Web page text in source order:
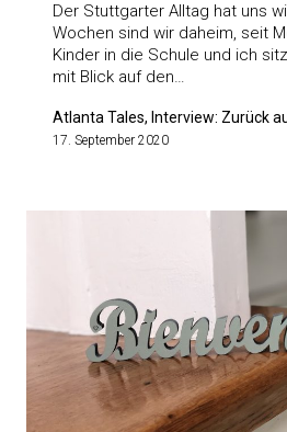
Der Stuttgarter Alltag hat uns
Wochen sind wir daheim, seit
Kinder in die Schule und ich
mit Blick auf den…
Atlanta Tales, Interview: Zurück
17. September 2020